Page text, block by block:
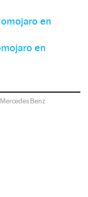
en
en
Mercedes Benz